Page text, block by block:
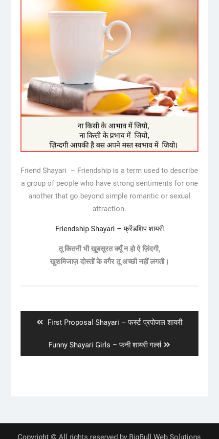
Friend Shayari – Friendship is a term used to describe
a group of people who have strong sentiments for one
another that go beyond simple romantic or sexual
attraction.
Friendship Shayari – फ्रेंडशिप शायरी
तू कितनी भी खूबसूरत क्यूँ न हो ऐ ज़िंदगी,
खुशमिजाज़ दोस्तों के वगैर तू अच्छी नहीं लगती।
Previous
First Proposal Shayari – फर्स्ट प्रपोजल शायरी
Next
post:
Funny Shayari Girls – फनी शायरी गर्ल्स
Copyright © All rights reserved by BigBull Web Solutions